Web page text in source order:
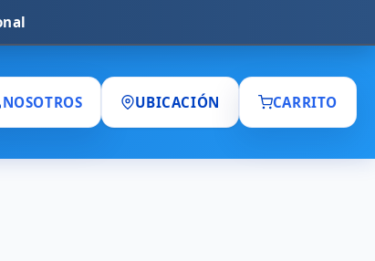
NOSOTROS UBICACIÓN CARRITO